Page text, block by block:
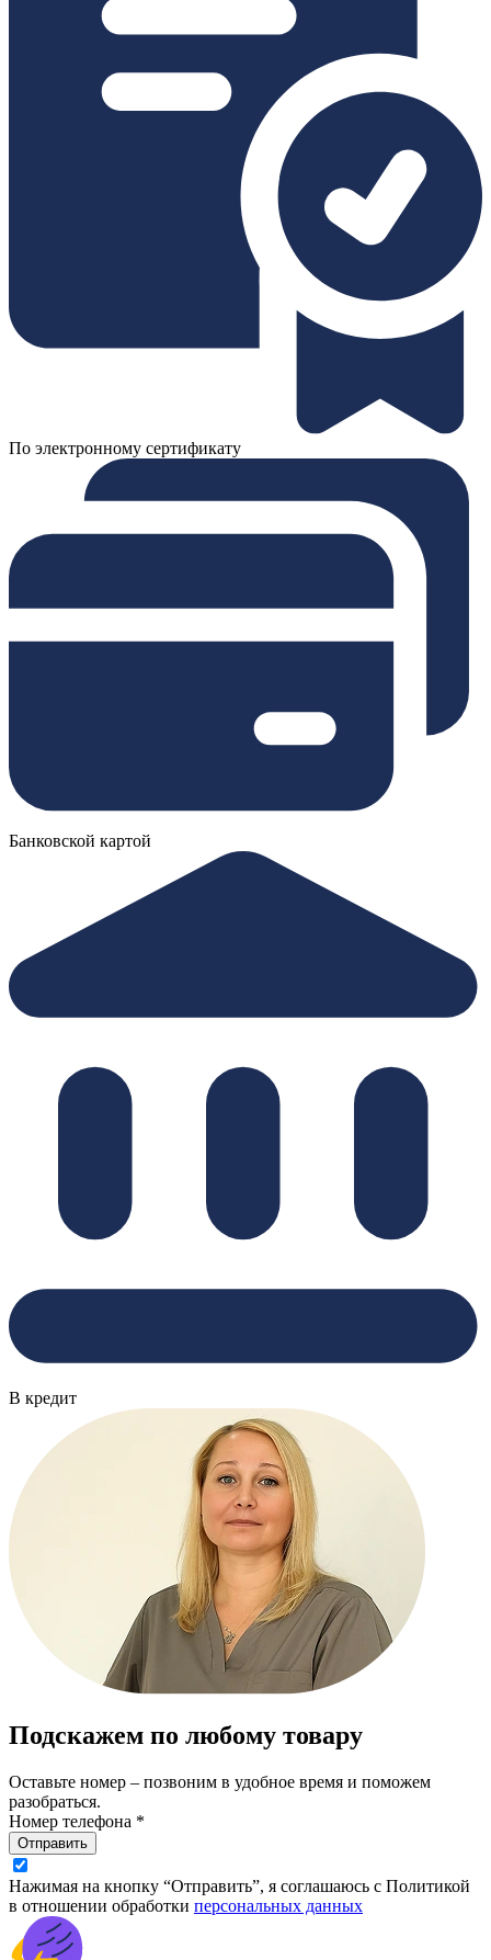
По электронному сертификату
Банковской картой
В кредит
Подскажем по любому товару
Оставьте номер – позвоним в удобное время и поможем
разобраться.
Номер телефона *
Отправить
Нажимая на кнопку “Отправить”, я соглашаюсь с Политикой
в отношении обработки персональных данных